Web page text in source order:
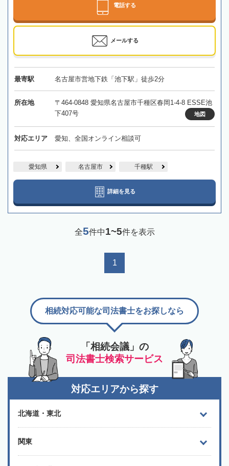
電話する
メールする
最寄駅 名古屋市営地下鉄「池下駅」徒歩2分
所在地
〒464-0848 愛知県名古屋市千種区春岡1-4-8 ESSE池
下407号
地図
対応エリア 愛知、全国オンライン相談可
愛知県 名古屋市 千種駅
詳細を見る
全5件中1~5件を表示
1
「相続会議」の
司法書士検索サービス
相続対応可能な司法書士をお探しなら
対応エリアから探す
北海道・東北
関東